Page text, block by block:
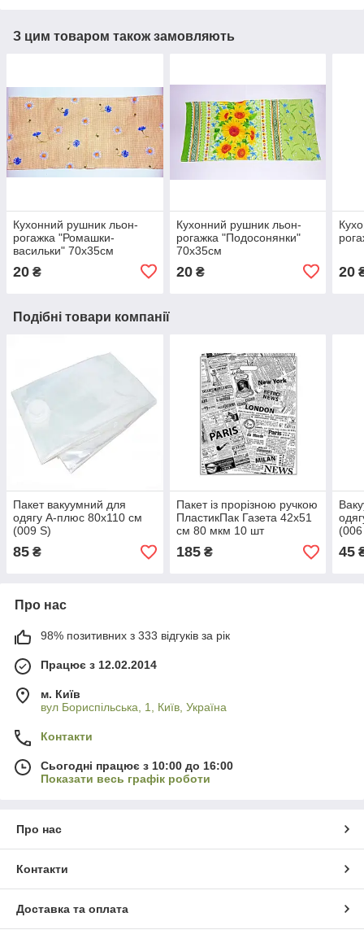
З цим товаром також замовляють
Кухонний рушник льон-
рогажка "Ромашки-
васильки" 70х35см
20 ₴
Кухонний рушник льон-
рогажка "Подосонянки"
70х35см
20₴ 20
Подібні товари компанії
Пакет вакуумний для
одягу А-плюс 80х110 см
(009 S)
85 ₴
Пакет із прорізною ручкою
ПластикПак Газета 42х51
см 80 мкм 10 шт
185₴ 45
Про нас
98% позитивних з 333 відгуків за рік
Працює з 12.02.2014
м. Київ
вул Бориспільська, 1, Київ, Україна
Контакти
Сьогодні працює з 10:00 до 16:00
Показати весь графік роботи
Про нас
Контакти
Доставка та оплата